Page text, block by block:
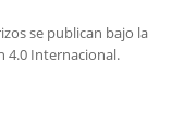
se publican bajo la
4.0 Internacional.